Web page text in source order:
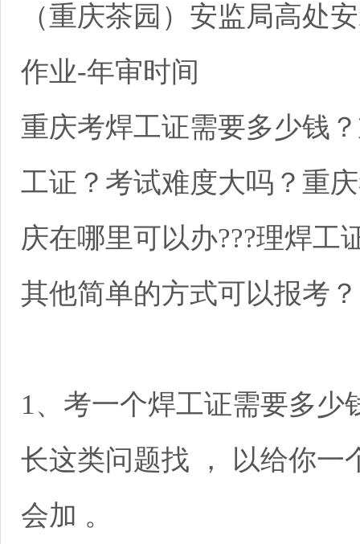
（重庆茶园）安监局高处
作业-年审时间
重庆考焊工证需要多少钱
工证？考试难度大吗？重
庆在哪里可以办???理焊工
其他简单的方式可以报考？
1、考一个焊工证需要多少
长这类问题找 ， 以给你一
会加 。